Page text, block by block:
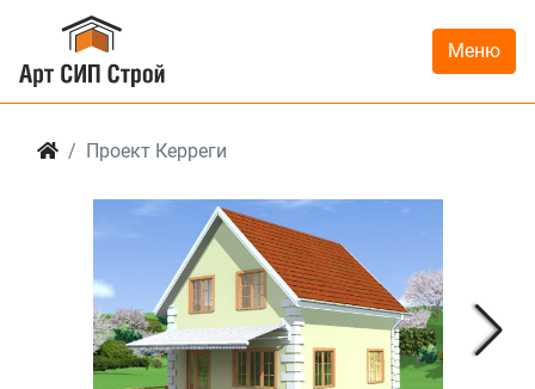
Меню
Проект Керреги